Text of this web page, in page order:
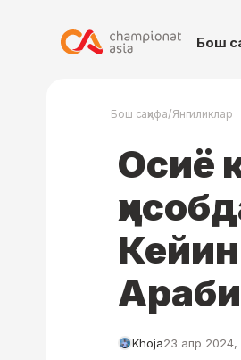
Бош
Бош саҳифа/Янгиликлар
Осиё
Khoja23 апр 2024,